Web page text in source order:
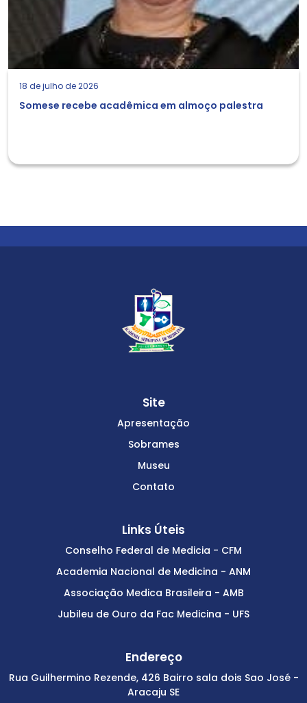
18 de julho de 2026
Somese recebe acadêmica em almoço palestra
Site
Apresentação
Sobrames
Museu
Contato
Links Úteis
Conselho Federal de Medicia - CFM
Academia Nacional de Medicina - ANM
Associação Medica Brasileira - AMB
Jubileu de Ouro da Fac Medicina - UFS
Endereço
Rua Guilhermino Rezende, 426 Bairro sala dois Sao José -
Aracaju SE